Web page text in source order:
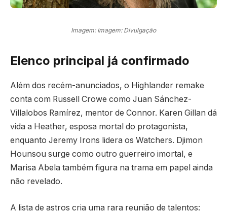
Imagem: Imagem: Divulgação
Elenco principal já confirmado
Além dos recém-anunciados, o Highlander remake
conta com Russell Crowe como Juan Sánchez-
Villalobos Ramírez, mentor de Connor. Karen Gillan dá
vida a Heather, esposa mortal do protagonista,
enquanto Jeremy Irons lidera os Watchers. Djimon
Hounsou surge como outro guerreiro imortal, e
Marisa Abela também figura na trama em papel ainda
não revelado.
A lista de astros cria uma rara reunião de talentos: